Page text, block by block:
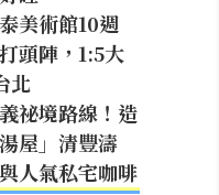
美術館10週
頭陣，1:5大
北
祕境路線！造
屋」清豐濤
人氣私宅咖啡